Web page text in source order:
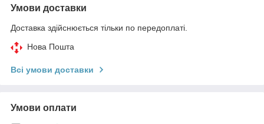
Умови доставки
Доставка здійснюється тільки по передоплаті.
Нова Пошта
Всі умови доставки
Умови оплати